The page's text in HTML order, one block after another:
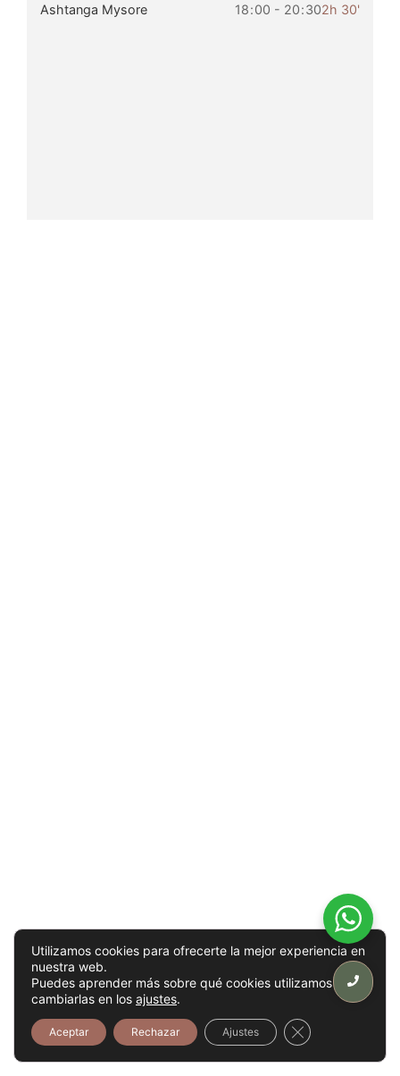
Ashtanga Mysore 18:00 - 20:302h 30'
Utilizamos cookies para ofrecerte la mejor experiencia en
nuestra web.
Puedes aprender más sobre qué cookies utilizamos o
cambiarlas en los ajustes.
Aceptar Rechazar Ajustes Cerrar el banner